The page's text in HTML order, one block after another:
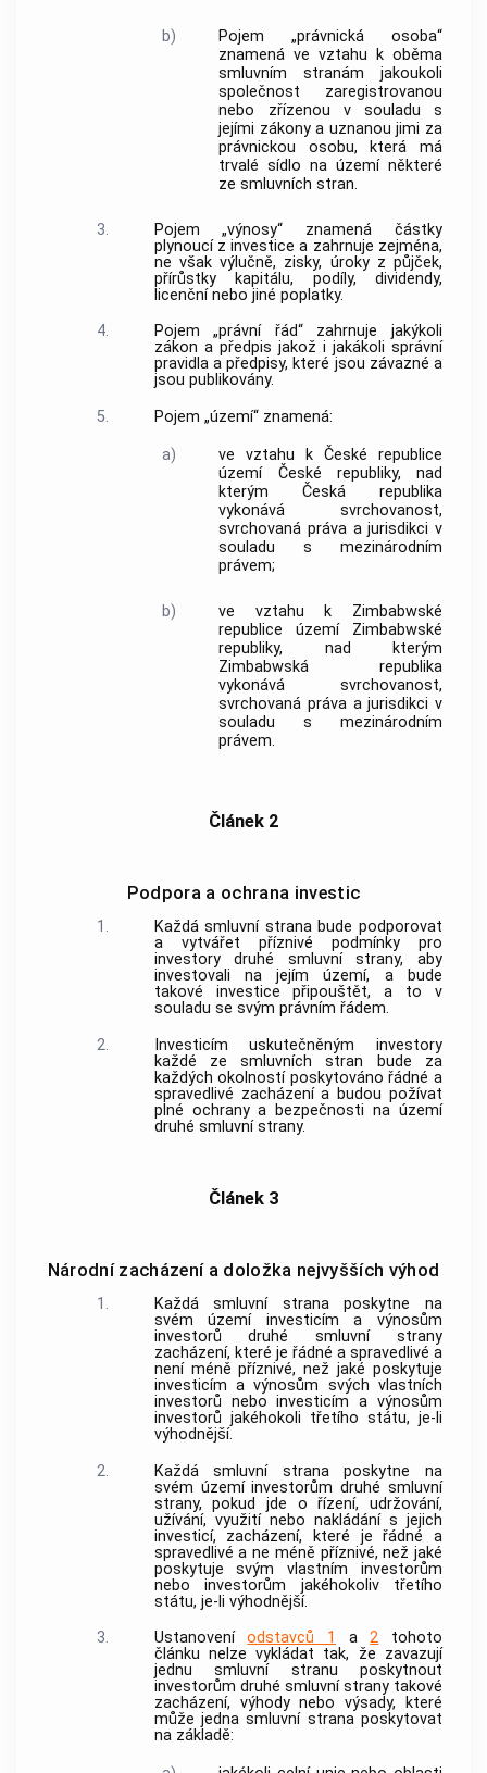
b)
Pojem „právnická osoba“
znamená ve vztahu k oběma
smluvním stranám jakoukoli
společnost zaregistrovanou
nebo zřízenou v souladu s
jejími zákony a uznanou jimi za
právnickou osobu, která má
trvalé sídlo na území některé
ze smluvních stran.
3.
Pojem „výnosy“ znamená částky
plynoucí z investice a zahrnuje zejména,
ne však výlučně, zisky, úroky z půjček,
přírůstky kapitálu, podíly, dividendy,
licenční nebo jiné poplatky.
4.
Pojem „právní řád“ zahrnuje jakýkoli
zákon a předpis jakož i jakákoli správní
pravidla a předpisy, které jsou závazné a
jsou publikovány.
5.
Pojem „území“ znamená:
a)
ve vztahu k České republice
území České republiky, nad
kterým Česká republika
vykonává svrchovanost,
svrchovaná práva a jurisdikci v
souladu s mezinárodním
právem;
b)
ve vztahu k Zimbabwské
republice území Zimbabwské
republiky, nad kterým
Zimbabwská republika
vykonává svrchovanost,
svrchovaná práva a jurisdikci v
souladu s mezinárodním
právem.
Článek 2
Podpora a ochrana investic
1.
Každá smluvní strana bude podporovat
a vytvářet příznivé podmínky pro
investory druhé smluvní strany, aby
investovali na jejím území, a bude
takové investice připouštět, a to v
souladu se svým právním řádem.
2.
Investicím uskutečněným investory
každé ze smluvních stran bude za
každých okolností poskytováno řádné a
spravedlivé zacházení a budou požívat
plné ochrany a bezpečnosti na území
druhé smluvní strany.
Článek 3
Národní zacházení a doložka nejvyšších výhod
1.
Každá smluvní strana poskytne na
svém území investicím a výnosům
investorů druhé smluvní strany
zacházení, které je řádné a spravedlivé a
není méně příznivé, než jaké poskytuje
investicím a výnosům svých vlastních
investorů nebo investicím a výnosům
investorů jakéhokoli třetího státu, je-li
výhodnější.
2.
Každá smluvní strana poskytne na
svém území investorům druhé smluvní
strany, pokud jde o řízení, udržování,
užívání, využití nebo nakládání s jejich
investicí, zacházení, které je řádné a
spravedlivé a ne méně příznivé, než jaké
poskytuje svým vlastním investorům
nebo investorům jakéhokoliv třetího
státu, je-li výhodnější.
3.
Ustanoveníodstavců 1 a2 tohoto
článku nelze vykládat tak, že zavazují
jednu smluvní stranu poskytnout
investorům druhé smluvní strany takové
zacházení, výhody nebo výsady, které
může jedna smluvní strana poskytovat
na základě: